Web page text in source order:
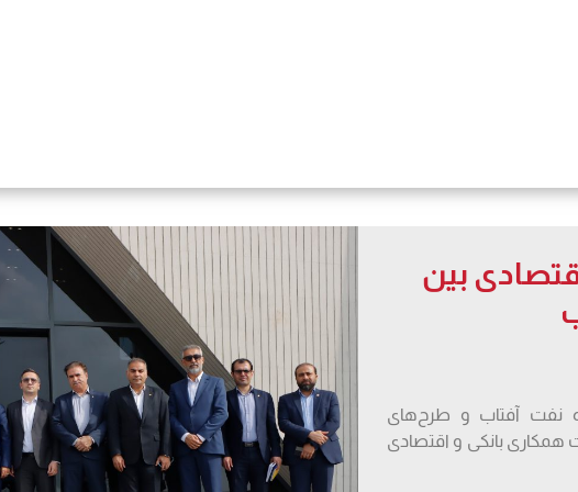
بین
نفت آفتاب و طرح‌های
بانکی و اقتصادی